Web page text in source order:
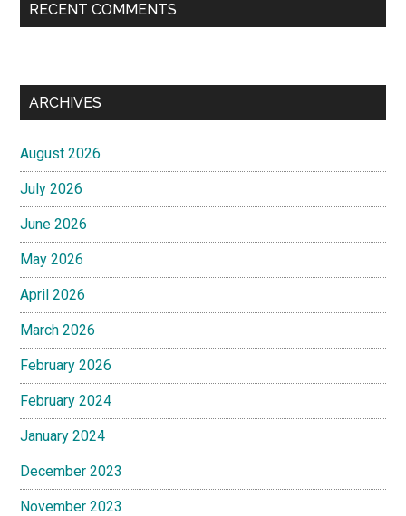
RECENT COMMENTS
ARCHIVES
August 2026
July 2026
June 2026
May 2026
April 2026
March 2026
February 2026
February 2024
January 2024
December 2023
November 2023